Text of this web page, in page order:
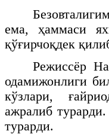
ема, ҳаммаси
қўғирчоқдек
Режиссёр
одамижонлиги
кўзлари,
ажралиб
турарди.